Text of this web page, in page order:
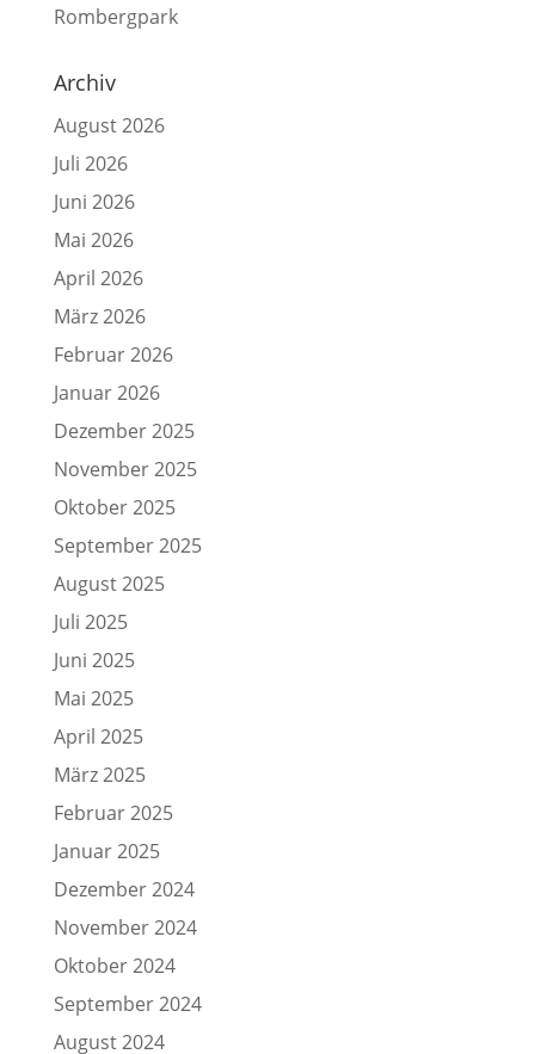
Rombergpark
Archiv
August 2026
Juli 2026
Juni 2026
Mai 2026
April 2026
März 2026
Februar 2026
Januar 2026
Dezember 2025
November 2025
Oktober 2025
September 2025
August 2025
Juli 2025
Juni 2025
Mai 2025
April 2025
März 2025
Februar 2025
Januar 2025
Dezember 2024
November 2024
Oktober 2024
September 2024
August 2024